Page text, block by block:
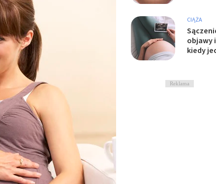
CIĄŻA
objawy
kiedy
Reklama